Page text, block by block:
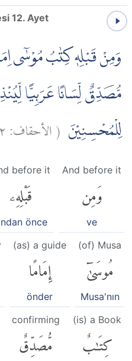
12. Ayet
وَمِنْ قَبْلِهٖ كِتٰبُ مُوْسٰٓى
مُّصَدِّقٌ لِّسَانًا عَرَبِيًّا
لِلْمُحْسِنِيْنَ (الأحقاف:
And before it
وَمِن
ve
before it
قَبْلِهِۦ
önce
(of) Musa
مُوسَىٰٓ
Musa'nın
(as) a guide
إِمَامًا
önder
(is) a Book
كِتَٰبٌ
confirming
مُّصَدِّقٌ